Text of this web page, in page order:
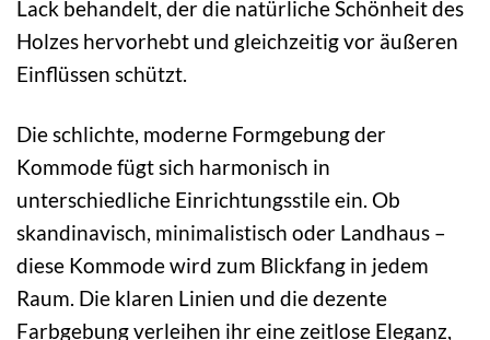
Lack behandelt, der die natürliche Schönheit des
Holzes hervorhebt und gleichzeitig vor äußeren
Einflüssen schützt.
Die schlichte, moderne Formgebung der
Kommode fügt sich harmonisch in
unterschiedliche Einrichtungsstile ein. Ob
skandinavisch, minimalistisch oder Landhaus –
diese Kommode wird zum Blickfang in jedem
Raum. Die klaren Linien und die dezente
Farbgebung verleihen ihr eine zeitlose Eleganz,